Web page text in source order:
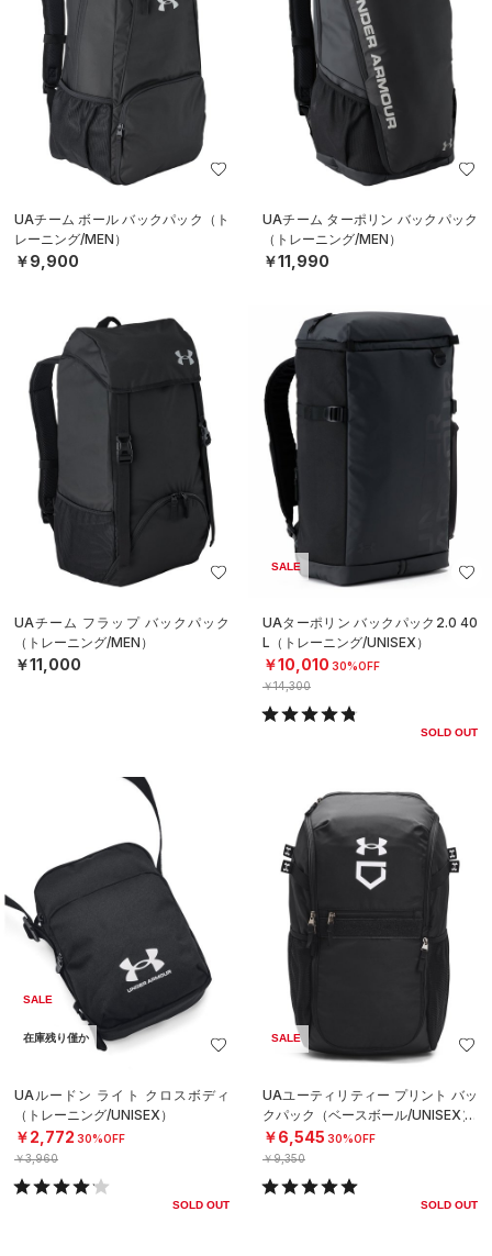
UAチーム ボール バックパック（ト
レーニング/MEN）
￥9,900
UAチーム ターポリン バックパック
（トレーニング/MEN）
￥11,990
UAチーム フラップ バックパック
（トレーニング/MEN）
￥11,000
SALE
UAターポリン バックパック2.0 40
L（トレーニング/UNISEX）
￥10,010 30%OFF
￥14,300
SOLD OUT
SALE
在庫残り僅か
UAルードン ライト クロスボディ
（トレーニング/UNISEX）
￥2,772 30%OFF
￥3,960
SOLD OUT
SALE
UAユーティリティー プリント バッ
クパック（ベースボール/UNISEX）
￥6,545 30%OFF
￥9,350
SOLD OUT